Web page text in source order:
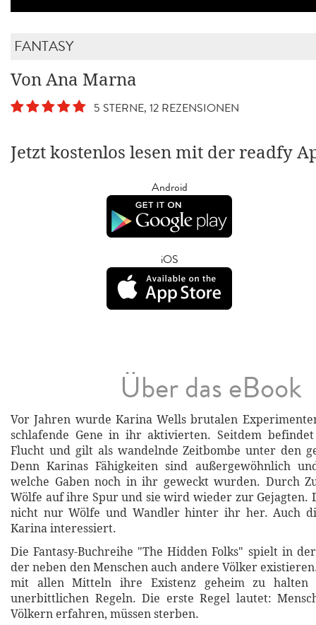
FANTASY
Von Ana Marna
5 STERNE, 12 REZENSIONEN
Jetzt kostenlos lesen mit der readfy
Android
iOS
Über das eBook
Vor Jahren wurde Karina Wells brutalen
schlafende Gene in ihr aktivierten. Seitdem
Flucht und gilt als wandelnde Zeitbombe unter den
Denn Karinas Fähigkeiten sind außergewöhnlich
welche Gaben noch in ihr geweckt wurden. Durch
Wölfe auf ihre Spur und sie wird wieder zur Gejagten.
nicht nur Wölfe und Wandler hinter ihr her. Auch
Karina interessiert.
Die Fantasy-Buchreihe "The Hidden Folks" spielt in
der neben den Menschen auch andere Völker
mit allen Mitteln ihre Existenz geheim zu halten
unerbittlichen Regeln. Die erste Regel lautet:
Völkern erfahren, müssen sterben.